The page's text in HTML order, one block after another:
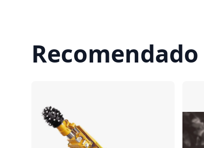
Recomendado